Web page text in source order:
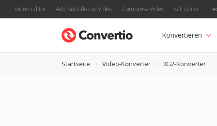
Video Editor Add Subtitles to Video Compress Video GIF Editor
Konvertieren
Startseite Video-Konverter 3G2-Konverter